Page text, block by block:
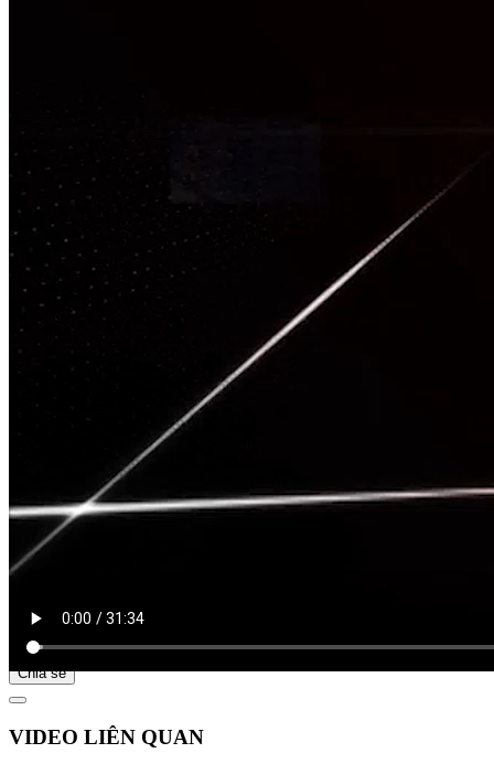
Bắt đầu tại
Chia sẻ
VIDEO LIÊN QUAN